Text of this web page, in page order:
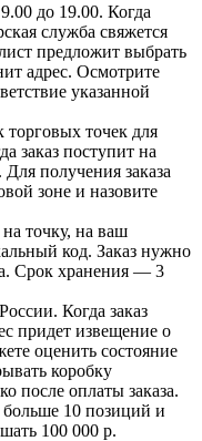
до 19.00. Когда
служба свяжется
предложит выбрать
адрес. Осмотрите
указанной
точек для
заказ поступит на
получения заказа
зоне и назовите
на точку, на ваш
код. Заказ нужно
Срок хранения — 3
Когда заказ
придет извещение о
оценить состояние
коробку
после оплаты заказа.
10 позиций и
100 000 р.